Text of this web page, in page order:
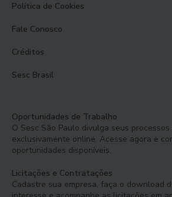
Política de Cookies
Fale Conosco
Créditos
Sesc Brasil
Oportunidades de Trabalho
O Sesc São Paulo divulga seus
exclusivamente online. Acesse agora e
oportunidades disponíveis.
Licitações e Contratações
Cadastre sua empresa, faça o download